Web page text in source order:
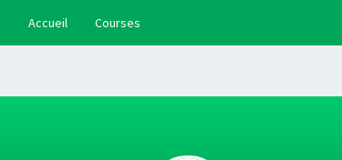
Accueil Courses